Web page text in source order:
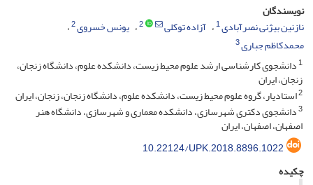
نویسندگان
نازنین بیژنی نصرآبادی1 آزاده توکلی 2 یونس خسروی2
محمدکاظم جباری3
1دانشجوی کارشناسی ارشد علوم محیط زیست، دانشکده علوم، دانشگاه زنجان،
زنجان، ایران
2استادیار، گروه علوم محیط زیست، دانشکده علوم، دانشگاه زنجان، زنجان، ایران
3دانشجوی دکتری شهرسازی، دانشکده معماری و شهرسازی، دانشگاه هنر
اصفهان، اصفهان، ایران
10.22124/UPK.2018.8896.1022
چکیده